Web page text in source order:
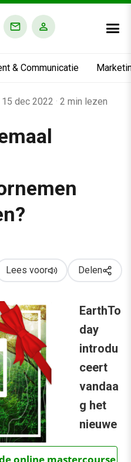
& Communicatie
zouden
15 dec 2022 · 2 min lezen
Lees voor Delen
EarthTo
day
introdu
ceert
vandaa
g het
nieuwe